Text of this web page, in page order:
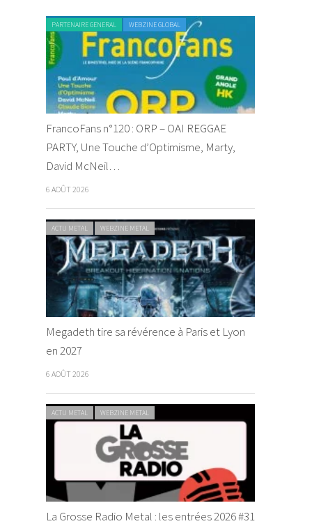
PARTENAIRE GENERAL WEBZINE GLOBAL
FrancoFans n°120 : ORP – OAI REGGAE
PARTY, Une Touche d’Optimisme, Marty,
David McNeil…
6 AOÛT 2026
ACTU METAL WEBZINE METAL
Megadeth tire sa révérence à Paris et Lyon
en 2027
6 AOÛT 2026
ACTU METAL WEBZINE METAL
La Grosse Radio Metal : les entrées 2026 #31